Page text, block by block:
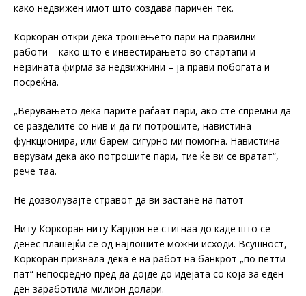
како недвижен имот што создава паричен тек.
Коркоран откри дека трошењето пари на правилни
работи – како што е инвестирањето во стартапи и
нејзината фирма за недвижнини – ја прави побогата и
посреќна.
„Верувањето дека парите раѓаат пари, ако сте спремни да
се разделите со нив и да ги потрошите, навистина
функционира, или барем сигурно ми помогна. Навистина
верувам дека ако потрошите пари, тие ќе ви се вратат“,
рече таа.
Не дозволувајте стравот да ви застане на патот
Ниту Коркоран ниту Кардон не стигнаа до каде што се
денес плашејќи се од најлошите можни исходи. Всушност,
Коркоран признала дека е на работ на банкрот „по петти
пат“ непосредно пред да дојде до идејата со која за еден
ден заработила милион долари.